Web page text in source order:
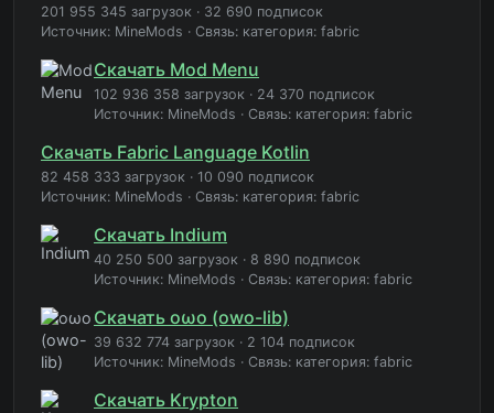
201 955 345 загрузок · 32 690 подписок
Источник: MineMods · Связь: категория: fabric
Скачать Mod Menu
102 936 358 загрузок · 24 370 подписок
Источник: MineMods · Связь: категория: fabric
Скачать Fabric Language Kotlin
82 458 333 загрузок · 10 090 подписок
Источник: MineMods · Связь: категория: fabric
Скачать Indium
40 250 500 загрузок · 8 890 подписок
Источник: MineMods · Связь: категория: fabric
Скачать oωo (owo-lib)
39 632 774 загрузок · 2 104 подписок
Источник: MineMods · Связь: категория: fabric
Скачать Krypton